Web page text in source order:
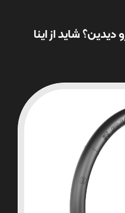
شاید از اینا